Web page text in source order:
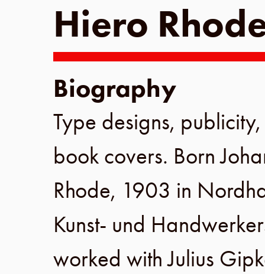
Hiero
Biography
Type designs,
book covers. Born
Rhode, 1903 in
Kunst- und
worked with Julius